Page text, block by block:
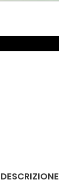
DESCRIZIONE